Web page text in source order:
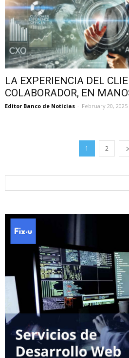
LA EXPERIENCIA DEL
COLABORADOR, EN
Editor Banco de Noticias - February 20, 2025
1 2